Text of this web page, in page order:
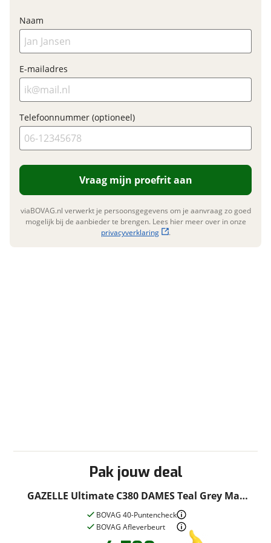
Accupositie
Motormerk
Financieel
Prijs
BTW/marge
Bijtellingspercentage
7 %
Nieuwprijs
€ 4.799,-
Garanties
Nieuwe accu
Inbegrepen
Wat is een nieuwe accu?
Pak jouw deal
GAZELLE Ultimate C380 DAMES Teal Grey Mat
53cm 2026
BOVAG 40-Puntencheck
BOVAG Afleverbeurt
Naam
E-mailadres
Telefoonnummer (optioneel)
Vraag mijn proefrit aan
viaBOVAG.nl verwerkt je persoonsgegevens om je aanvraag zo goed
mogelijk bij de aanbieder te brengen. Lees hier meer over in onze
privacyverklaring
.